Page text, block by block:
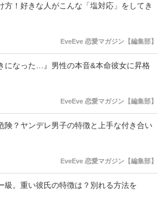
方！好きな人がこんな「塩対応」をしてき
EveEve 恋愛マガジン【編集部】
になった…』男性の本音&本命彼女に昇格
EveEve 恋愛マガジン【編集部】
険？ヤンデレ男子の特徴と上手な付き合い
EveEve 恋愛マガジン【編集部】
級。重い彼氏の特徴は？別れる方法を